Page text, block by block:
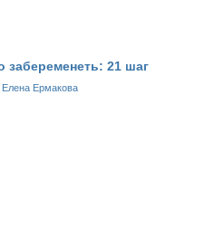
забеременеть: 21 шаг
Елена Ермакова